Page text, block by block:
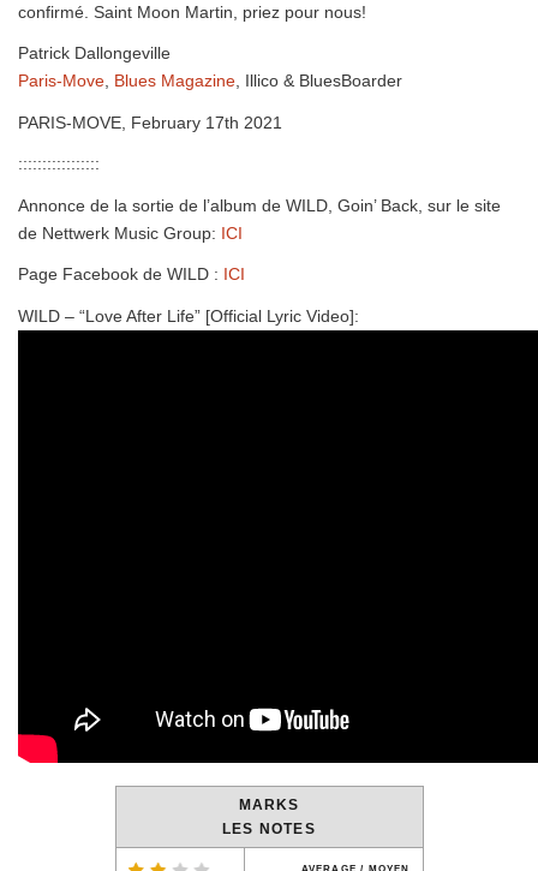
confirmé. Saint Moon Martin, priez pour nous!
Patrick Dallongeville
Paris-Move Blues Magazine , Illico & BluesBoarder
PARIS-MOVE, February 17th 2021
:::::::::::::::::
Annonce de la sortie de l’album de WILD, Goin’ Back, sur le site
de Nettwerk Music Group: ICI
Page Facebook de WILD : ICI
WILD – “Love After Life” [Official Lyric Video]:
MARKS
LES NOTES